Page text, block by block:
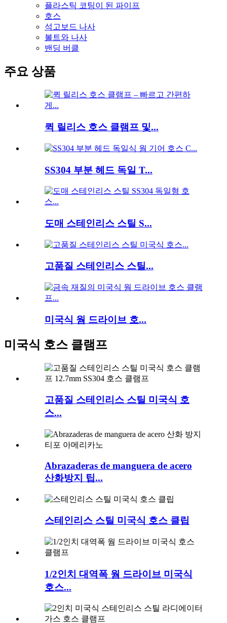
플라스틱 코팅이 된 파이프
호스
석고보드 나사
볼트와 나사
밴딩 버클
주요 상품
퀵 릴리스 호스 클램프 및...
SS304 부분 헤드 독일 T...
도매 스테인리스 스틸 S...
고품질 스테인리스 스틸...
미국식 웜 드라이브 호...
미국식 호스 클램프
고품질 스테인리스 스틸 미국식 호
스...
Abrazaderas de manguera de acero
산화방지 팁...
스테인리스 스틸 미국식 호스 클립
1/2인치 대역폭 웜 드라이브 미국식
호스...